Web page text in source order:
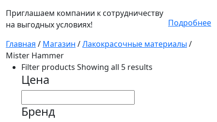
Приглашаем компании к сотрудничеству
на выгодных условиях!
Подробнее
Главная / Магазин /Лакокрасочные материалы /
Mister Hammer
Filter products Showing all 5 results
Цена
Бренд